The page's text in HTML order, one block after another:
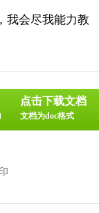
我会尽我能力教
点击下载文档
文档为doc格式